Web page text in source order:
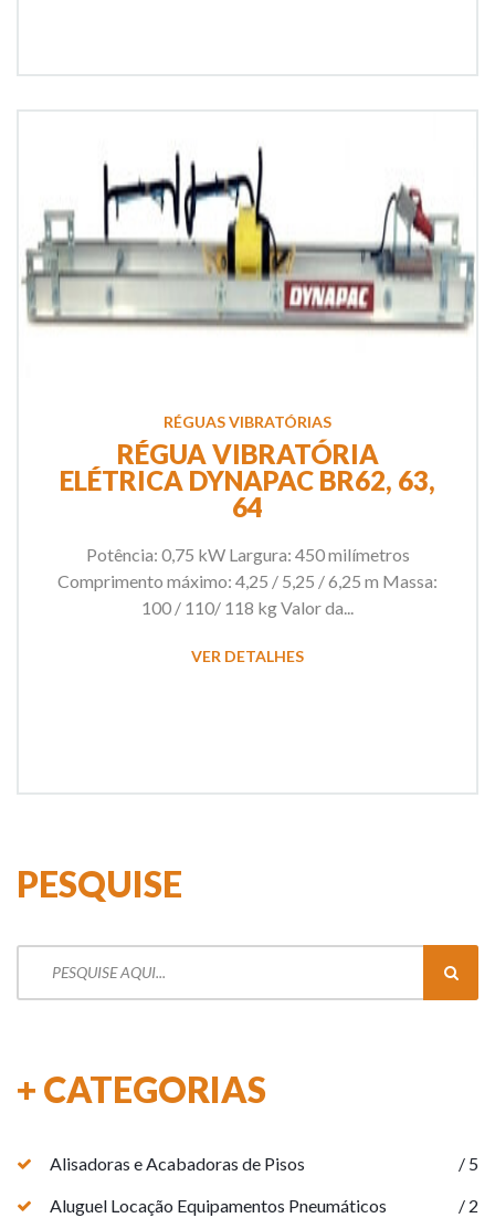
RÉGUAS VIBRATÓRIAS
RÉGUA VIBRATÓRIA
ELÉTRICA DYNAPAC BR62, 63,
64
Potência: 0,75 kW Largura: 450 milímetros
Comprimento máximo: 4,25 / 5,25 / 6,25 m Massa:
100 / 110/ 118 kg Valor da...
VER DETALHES
PESQUISE
+ CATEGORIAS
Alisadoras e Acabadoras de Pisos
/ 5
Aluguel Locação Equipamentos Pneumáticos
/ 2